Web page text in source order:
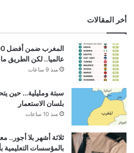
أخر المقالات
عالميا.. لكن الطريق
منذ 9 ساعات
سبتة ومليلية… حين
بلسان الاستعمار
منذ 10 ساعات
ثلاثة أشهر بلا أجور..
بالمؤسسات التعليمية